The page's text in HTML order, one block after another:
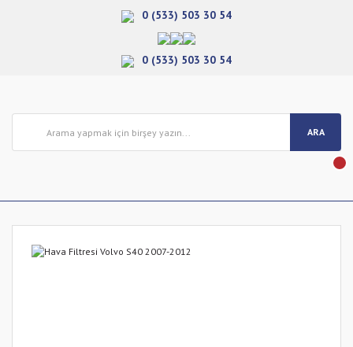
0 (533) 503 30 54
0 (533) 503 30 54
ARA